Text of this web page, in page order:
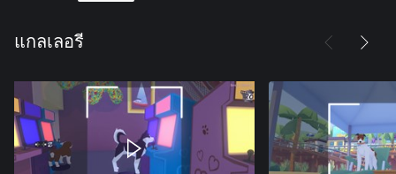
แกลเลอรี